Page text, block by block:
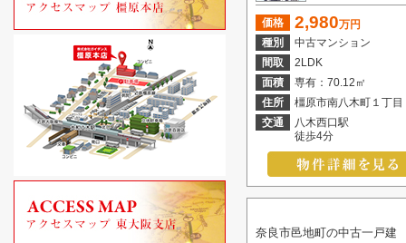
価格 2,980万円
種別
中古マンション
間取
2LDK
面積
専有：70.12㎡
住所
橿原市南八木町１丁目
交通
八木西口駅
徒歩4分
奈良市邑地町の中古一戸建